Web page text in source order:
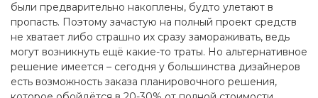
были предварительно накоплены, будто улетают в
пропасть. Поэтому зачастую на полный проект средств
не хватает либо страшно их сразу замораживать, ведь
могут возникнуть ещё какие-то траты. Но альтернативное
решение имеется – сегодня у большинства дизайнеров
есть возможность заказа планировочного решения,